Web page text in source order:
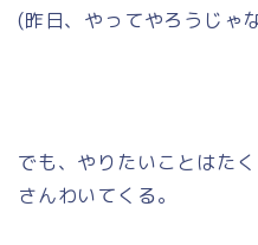
(昨日、やってやろうじゃ
でも、やりたいことはた
さんわいてくる。